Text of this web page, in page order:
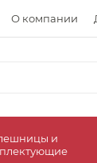
О компании
и